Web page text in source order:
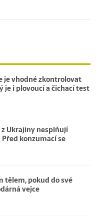
je vhodné zkontrolovat
je i plovoucí a čichací test
Ukrajiny nesplňují
konzumací se
tělem, pokud do své
vejce